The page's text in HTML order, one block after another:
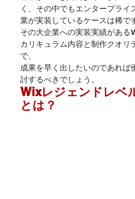
く、その中でもエンタープライ
業が実装しているケースは稀で
その大企業への実装実績がある
カリキュラム内容と制作クオリ
で、
成果を早く出したいのであれば
討するべきでしょう。
Wixレジェンドレベ
とは？